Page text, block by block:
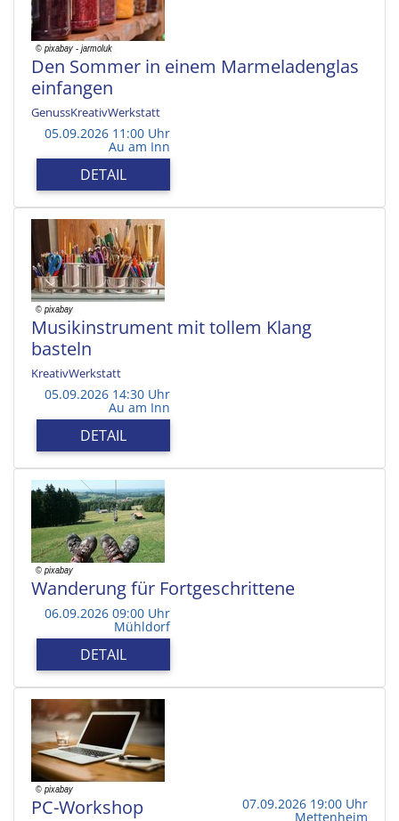
Den Sommer in einem Marmeladenglas
einfangen
GenussKreativWerkstatt
05.09.2026 11:00 Uhr
Au am Inn
DETAIL
Musikinstrument mit tollem Klang
basteln
KreativWerkstatt
05.09.2026 14:30 Uhr
Au am Inn
DETAIL
Wanderung für Fortgeschrittene
06.09.2026 09:00 Uhr
Mühldorf
DETAIL
PC-Workshop 07.09.2026 19:00 Uhr
Mettenheim